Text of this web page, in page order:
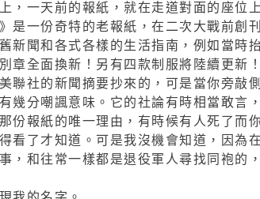
，一天前的報紙，就在走道對面的座位上
》是一份奇特的老報紙，在二次大戰前創
新聞和各式各樣的生活指南，例如當時
章全面換新！另有四款制服將陸續更新
聯社的新聞摘要抄來的，可是當你旁敲
幾分嘲諷意味。它的社論有時相當敢言
份報紙的唯一理由，有時候有人死了而
看了才知道。可是我沒機會知道，因為
，和往常一樣都是退役軍人尋找同袍的